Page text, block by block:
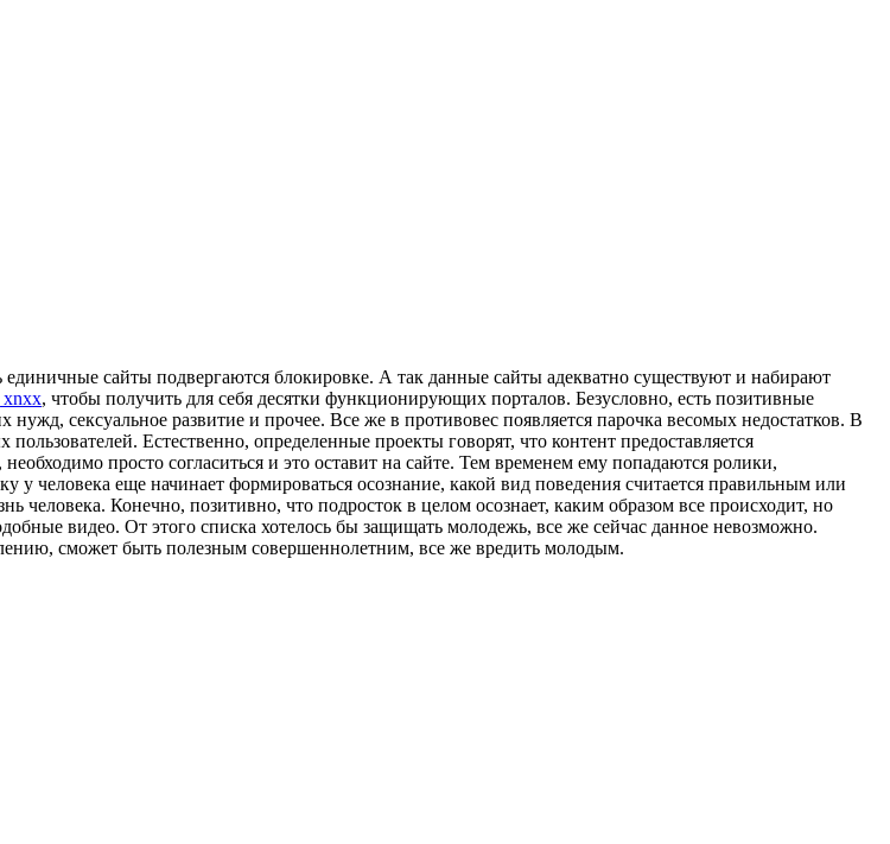
сайты подвергаются блокировке. А так данные сайты адекватно существуют и набирают
xnxx, чтобы получить для себя десятки функционирующих порталов. Безусловно, есть позитивные
сексуальное развитие и прочее. Все же в противовес появляется парочка весомых недостатков. В
Естественно, определенные проекты говорят, что контент предоставляется
просто согласиться и это оставит на сайте. Тем временем ему попадаются ролики,
человека еще начинает формироваться осознание, какой вид поведения считается правильным или
Конечно, позитивно, что подросток в целом осознает, каким образом все происходит, но
видео. От этого списка хотелось бы защищать молодежь, все же сейчас данное невозможно.
сможет быть полезным совершеннолетним, все же вредить молодым.